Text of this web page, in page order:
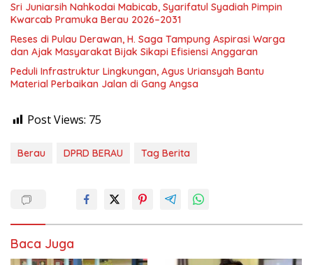
Sri Juniarsih Nahkodai Mabicab, Syarifatul Syadiah Pimpin
Kwarcab Pramuka Berau 2026–2031
Reses di Pulau Derawan, H. Saga Tampung Aspirasi Warga
dan Ajak Masyarakat Bijak Sikapi Efisiensi Anggaran
Peduli Infrastruktur Lingkungan, Agus Uriansyah Bantu
Material Perbaikan Jalan di Gang Angsa
Post Views: 75
Berau DPRD BERAU Tag Berita
Baca Juga